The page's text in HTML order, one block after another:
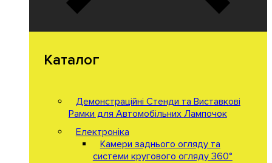
Каталог
Демонстраційні Стенди та Виставкові
Рамки для Автомобільних Лампочок
Електроніка
Камери заднього огляду та
системи кругового огляду 360°